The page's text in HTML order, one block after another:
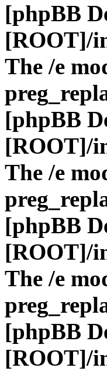
[phpBB
[ROOT]/
The /e
[phpBB
[ROOT]/
The /e
[phpBB
[ROOT]/
The /e
[phpBB
[ROOT]/